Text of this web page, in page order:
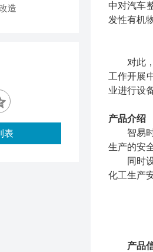
中对汽车
发性有机
对此
工作开展
业进行设
产品介绍
智易
生产的安
同时
化工生产
产品
造
表